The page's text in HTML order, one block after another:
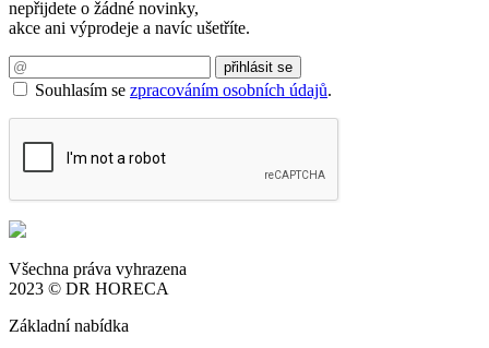
nepřijdete o žádné novinky,
akce ani výprodeje a navíc ušetříte.
Souhlasím se zpracováním osobních údajů.
Všechna práva vyhrazena
2023 © DR HORECA
Základní nabídka